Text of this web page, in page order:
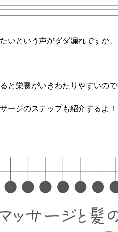
いという声がダダ漏れですが、
と栄養がいきわたりやすいの
ージのステップも紹介するよ！